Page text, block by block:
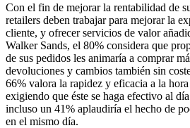
Con el fin de mejorar la rentabilidad de
retailers deben trabajar para mejorar la
cliente, y ofrecer servicios de valor
Walker Sands, el 80% considera que
de sus pedidos les animaría a comprar
devoluciones y cambios también sin
66% valora la rapidez y eficacia a la
exigiendo que éste se haga efectivo al
incluso un 41% aplaudiría el hecho de
en el mismo día.